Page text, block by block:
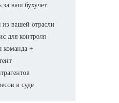
за ваш бухучет
вашей отрасли
для контроля
команда +
в суде